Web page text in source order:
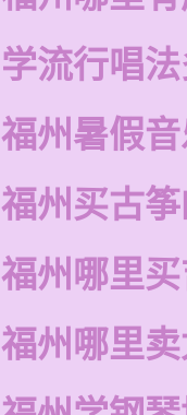
学流行唱
福州暑假
福州买古
福州哪里
福州哪里